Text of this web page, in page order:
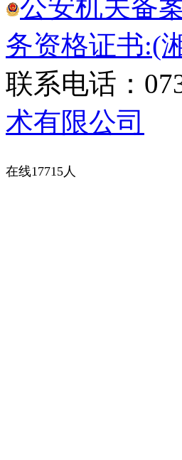
公安机关备
务资格证书:(
联系电话：
术有限公司
在线17715人